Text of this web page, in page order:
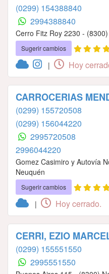
(0299) 154388840
2994388840
Cerro Fitz Roy 2230 -
Sugerir cambios
| Hoy
CARROCERIAS
(0299) 155720508
(0299) 156044220
2995720508
2996044220
Gomez Casimiro y Autovía
Neuquén
Sugerir cambios
| Hoy cerrado.
CERRI, EZIO
(0299) 155551550
2995551550